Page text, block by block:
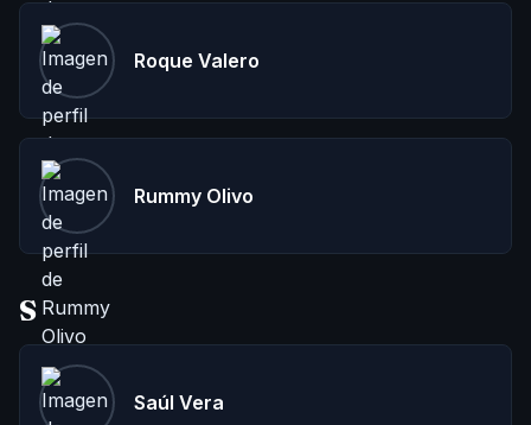
Roque Valero
Rummy Olivo
S
Saúl Vera